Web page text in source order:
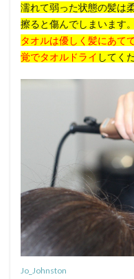
濡れて弱った状態の髪は
擦ると傷んでしまいます。
タオルは優しく髪にあて
覚でタオルドライ してく
Jo_Johnston